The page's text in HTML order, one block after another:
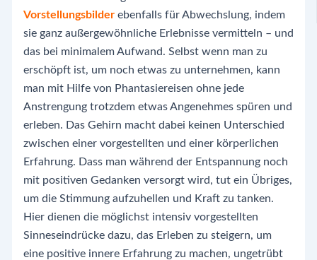
Vorstellungsbilderebenfalls für Abwechslung, indem
sie ganz außergewöhnliche Erlebnisse vermitteln – und
das bei minimalem Aufwand. Selbst wenn man zu
erschöpft ist, um noch etwas zu unternehmen, kann
man mit Hilfe von Phantasiereisen ohne jede
Anstrengung trotzdem etwas Angenehmes spüren und
erleben. Das Gehirn macht dabei keinen Unterschied
zwischen einer vorgestellten und einer körperlichen
Erfahrung. Dass man während der Entspannung noch
mit positiven Gedanken versorgt wird, tut ein Übriges,
um die Stimmung aufzuhellen und Kraft zu tanken.
Hier dienen die möglichst intensiv vorgestellten
Sinneseindrücke dazu, das Erleben zu steigern, um
eine positive innere Erfahrung zu machen, ungetrübt